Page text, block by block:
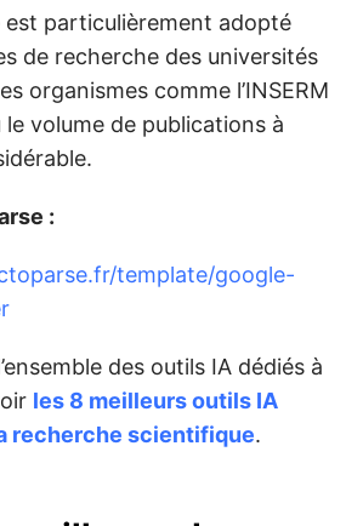
est particulièrement adopté
de recherche des universités
organismes comme l’INSERM
le volume de publications à
:
template/google-
des outils IA dédiés à
les 8 meilleurs outils IA
recherche scientifique.